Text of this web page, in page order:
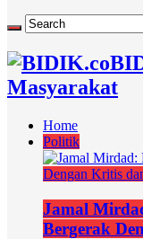
Masyarakat
Home
Politik
Jamal
Bergerak